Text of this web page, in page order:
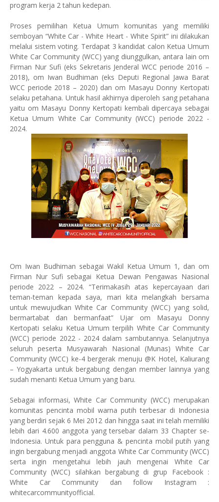
program kerja 2 tahun kedepan.
Proses pemilihan Ketua Umum komunitas yang memiliki
semboyan “White Car - White Heart - White Spirit” ini dilakukan
melalui sistem voting. Terdapat 3 kandidat calon Ketua Umum
White Car Community (WCC) yang diunggulkan, antara lain om
Firman Nur Sufi (eks Sekretaris Jenderal WCC periode 2016 –
2018), om Iwan Budhiman (eks Deputi Regional Jawa Barat
WCC periode 2018 – 2020) dan om Masayu Donny Kertopati
selaku petahana. Untuk hasil akhirnya diperoleh sang petahana
yaitu om Masayu Donny Kertopati kembali dipercaya sebagai
Ketua Umum White Car Community (WCC) periode 2022 -
2024.
Om Iwan Budhiman sebagai Wakil Ketua Umum 1, dan om
Firman Nur Sufi sebagai Ketua Dewan Pengawas Nasional
periode 2022 – 2024. “Terimakasih atas kepercayaan dari
teman-teman kepada saya, mari kita melangkah bersama
untuk mewujudkan White Car Community (WCC) yang solid,
bermartabat dan bermanfaat” Ujar om Masayu Donny
Kertopati selaku Ketua Umum terpilih White Car Community
(WCC) periode 2022 - 2024 dalam sambutannya. Selanjutnya
seluruh peserta Musyawarah Nasional (Munas) White Car
Community (WCC) ke-4 bergerak menuju @K Hotel, Kaliurang
– Yogyakarta untuk bergabung dengan member lainnya yang
sudah menanti Ketua Umum yang baru.
Sebagai informasi, White Car Community (WCC) merupakan
komunitas pencinta mobil warna putih terbesar di Indonesia
yang berdiri sejak 6 Mei 2012 dan hingga saat ini telah memiliki
lebih dari 4.600 anggota yang tersebar dalam 33 Chapter se-
Indonesia. Untuk para pengguna & pencinta mobil putih yang
ingin bergabung menjadi anggota White Car Community (WCC)
serta ingin mengetahui lebih jauh mengenai White Car
Community (WCC) silahkan bergabung di grup Facebook :
White Car Community dan follow Instagram :
whitecarcommunityofficial.